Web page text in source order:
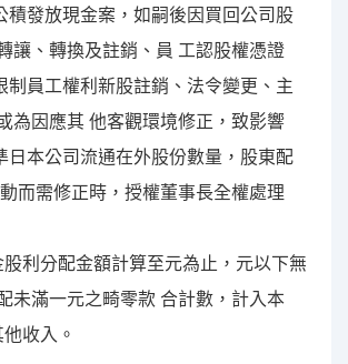
發放現金案，如嗣後因買回公司股
讓、轉換及註銷、員 工認股權憑證
工權利新股註銷、法令變更、主
為因應其 他客觀環境修正，致影響
公司流通在外股份數量，股東配
而需修正時，授權董事長全權處理
利分配金額計算至元為止，元以下無
未滿一元之畸零款 合計數，計入本
收入。